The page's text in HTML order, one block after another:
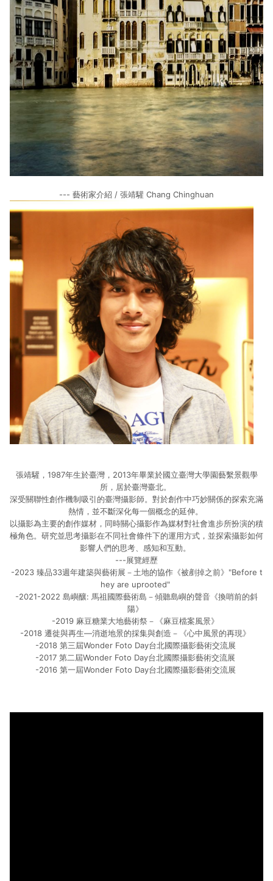
--- 藝術家介紹 / 張靖驩 Chang Chinghuan
張靖驩，1987年生於臺灣，2013年畢業於國立臺灣大學園藝繫景觀學
所，居於臺灣臺北。
深受關聯性創作機制吸引的臺灣攝影師。對於創作中巧妙關係的探索充滿
熱情，並不斷深化每一個概念的延伸。
以攝影為主要的創作媒材，同時關心攝影作為媒材對社會進步所扮演的積
極角色。研究並思考攝影在不同社會條件下的運用方式，並探索攝影如何
影響人們的思考、感知和互動。
---展覽經歷
-2023 臻品33週年建築與藝術展－土地的協作《被剷掉之前》"Before t
hey are uprooted"
-2021-2022 島嶼釀: 馬祖國際藝術島－傾聽島嶼的聲音《換哨前的斜
陽》
-2019 麻豆糖業大地藝術祭－《麻豆檔案風景》
-2018 遷徙與再生—消逝地景的採集與創造－《心中風景的再現》
-2018 第三屆Wonder Foto Day台北國際攝影藝術交流展
-2017 第二屆Wonder Foto Day台北國際攝影藝術交流展
-2016 第一屆Wonder Foto Day台北國際攝影藝術交流展